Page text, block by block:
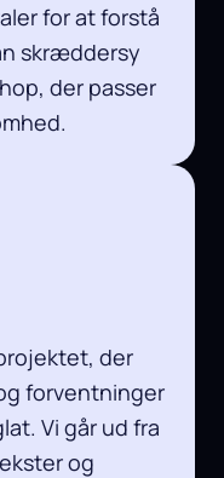
for at forstå
skræddersy
der passer
der
forventninger
Vi går ud fra
og